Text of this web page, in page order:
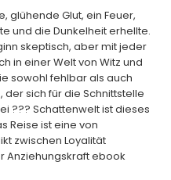
glühende Glut, ein Feuer,
und die Dunkelheit erhellte.
skeptisch, aber mit jeder
in einer Welt von Witz und
sowohl fehlbar als auch
sich für die Schnittstelle
??? Schattenwelt ist dieses
Reise ist eine von
zwischen Loyalität
Anziehungskraft ebook